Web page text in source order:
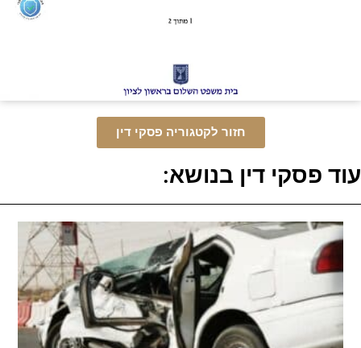
חזור לקטגוריה פסקי דין
עוד פסקי דין בנושא: